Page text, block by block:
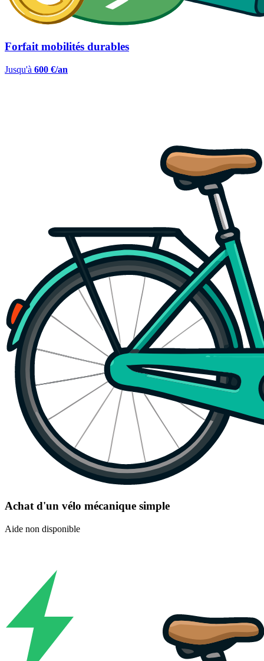
Forfait mobilités durables
Jusqu'à 600 €/an
Achat d'un vélo mécanique simple
Aide non disponible